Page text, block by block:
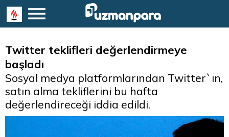
Twitter teklifleri değerlendirmeye
başladı
Sosyal medya platformlarından Twitter`ın,
satın alma tekliflerini bu hafta
değerlendireceği iddia edildi.